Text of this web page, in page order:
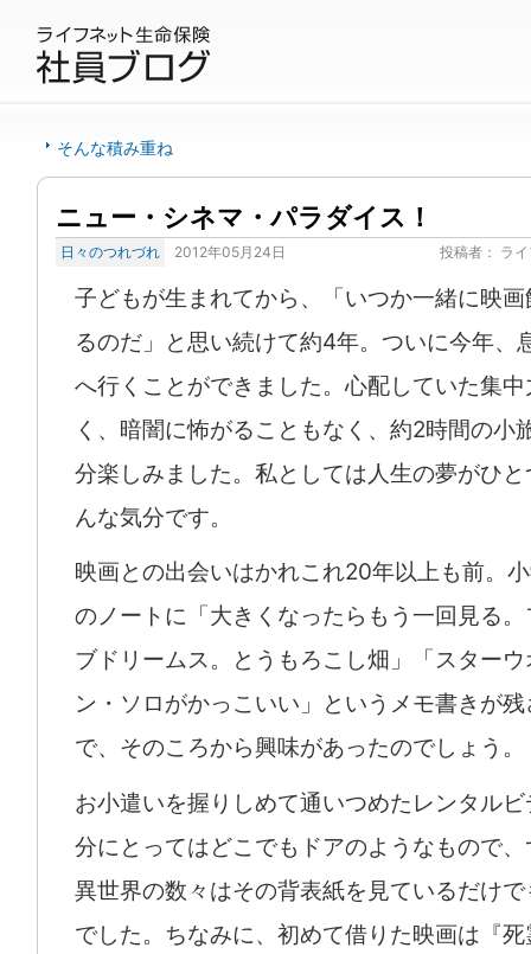
そんな積み重ね
ニュー・シネマ・パラダイス！
日々のつれづれ 2012年05月24日 投稿者： ラ
子どもが生まれてから、「いつか一緒に映
るのだ」と思い続けて約4年。ついに今年、
へ行くことができました。心配していた集
く、暗闇に怖がることもなく、約2時間の小
分楽しみました。私としては人生の夢がひ
んな気分です。
映画との出会いはかれこれ20年以上も前。
のノートに「大きくなったらもう一回見る
ブドリームス。とうもろこし畑」「スター
ン・ソロがかっこいい」というメモ書きが
で、そのころから興味があったのでしょう。
お小遣いを握りしめて通いつめたレンタル
分にとってはどこでもドアのようなもので
異世界の数々はその背表紙を見ているだけ
でした。ちなみに、初めて借りた映画は『